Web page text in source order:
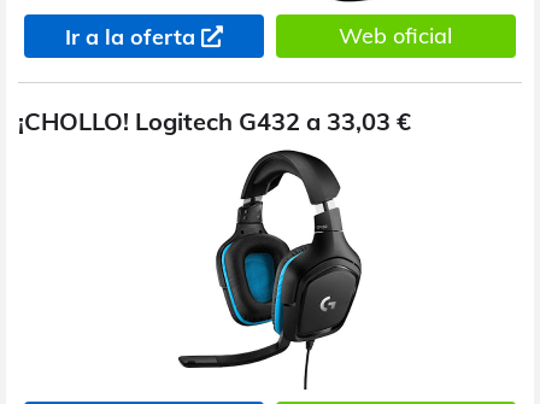
Ir a la oferta Web oficial
¡CHOLLO! Logitech G432 a 33,03 €